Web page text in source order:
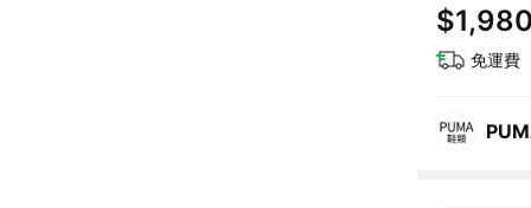
$1,980
免運費